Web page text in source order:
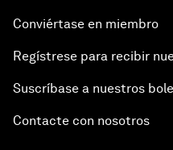
Conviértase en miembro
Regístrese para recibir
Suscríbase a nuestros
Contacte con nosotros